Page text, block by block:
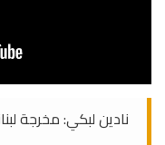
نادين لبكي: مخرجة